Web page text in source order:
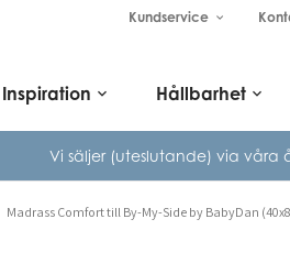
Kundservice keyboard_arrow_down
Inspiration keyboard_arrow_down Hållbarhet keyboard_arrow_down
Vi säljer (uteslutande) via våra
Madrass Comfort till By-My-Side by BabyDan